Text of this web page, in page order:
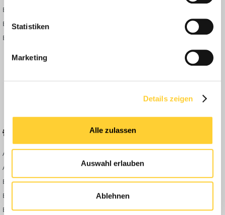
Statistiken
Marketing
Details zeigen
Alle zulassen
Auswahl erlauben
Ablehnen
BF24 Mediathek
BF24 Fotostrecken
Bauforum Shop
FAQ
Community Regeln
Abbruch
Ausbildung & Beruf
Bau Allgemein
Baumaschinen
Berg- & Tagebau
KONTAKT
Bauforum24
Kontakt
Impressum